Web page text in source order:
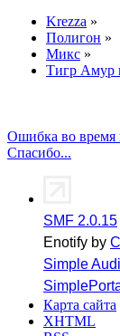
Krezza »
Полигон »
Микс »
Тигр Амур
Ошибка во время
Спасибо...
SMF 2.0.15
Enotify by
Simple
Карта сайта
XHTML